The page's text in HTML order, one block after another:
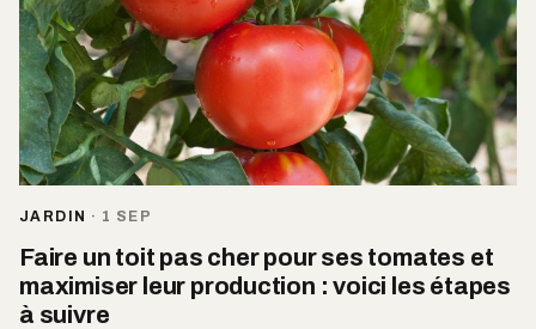
JARDIN · 1 SEP
Faire un toit pas cher pour ses tomates et
maximiser leur production : voici les étapes
à suivre